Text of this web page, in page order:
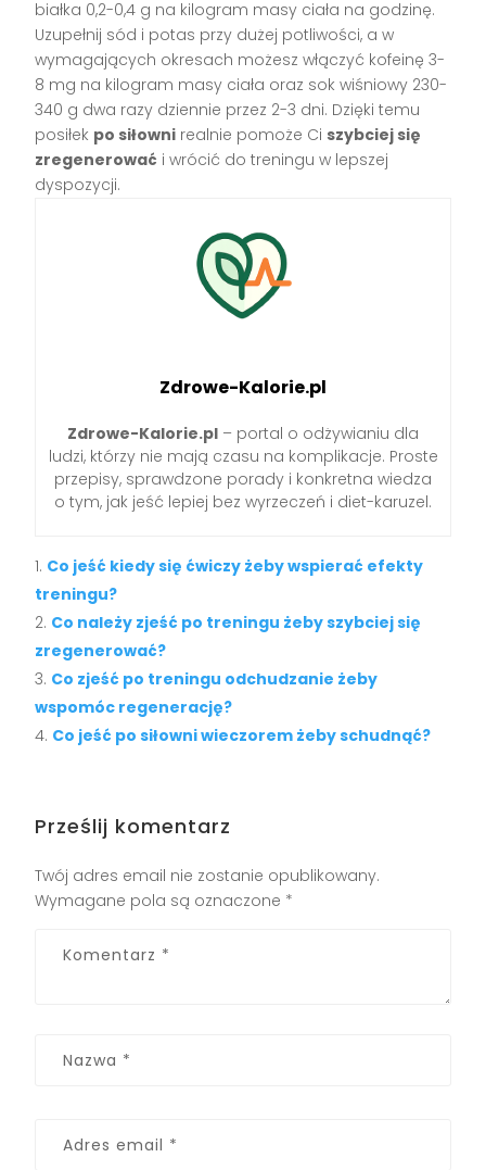
białka 0,2-0,4 g na kilogram masy ciała na godzinę.
Uzupełnij sód i potas przy dużej potliwości, a w
wymagających okresach możesz włączyć kofeinę 3-
8 mg na kilogram masy ciała oraz sok wiśniowy 230-
340 g dwa razy dziennie przez 2-3 dni. Dzięki temu
posiłek po siłowni realnie pomoże Ci szybciej się
zregenerować i wrócić do treningu w lepszej
dyspozycji.
Zdrowe-Kalorie.pl
Zdrowe-Kalorie.pl – portal o odżywianiu dla
ludzi, którzy nie mają czasu na komplikacje. Proste
przepisy, sprawdzone porady i konkretna wiedza
o tym, jak jeść lepiej bez wyrzeczeń i diet-karuzel.
Co jeść kiedy się ćwiczy żeby wspierać efekty
treningu?
Co należy zjeść po treningu żeby szybciej się
zregenerować?
Co zjeść po treningu odchudzanie żeby
wspomóc regenerację?
Co jeść po siłowni wieczorem żeby schudnąć?
Prześlij komentarz
Twój adres email nie zostanie opublikowany.
Wymagane pola są oznaczone *